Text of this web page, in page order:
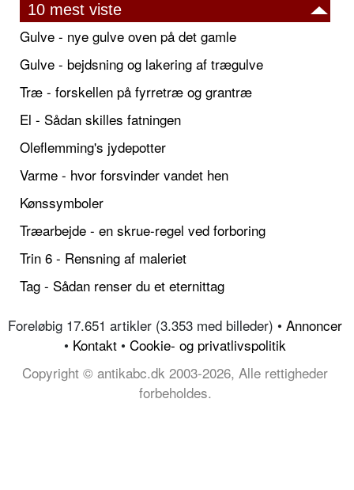
10 mest viste
Gulve - nye gulve oven på det gamle
Gulve - bejdsning og lakering af trægulve
Træ - forskellen på fyrretræ og grantræ
El - Sådan skilles fatningen
Oleflemming's jydepotter
Varme - hvor forsvinder vandet hen
Kønssymboler
Træarbejde - en skrue-regel ved forboring
Trin 6 - Rensning af maleriet
Tag - Sådan renser du et eternittag
Foreløbig 17.651 artikler (3.353 med billeder) • Annoncer
• Kontakt • Cookie- og privatlivspolitik
Copyright © antikabc.dk 2003-2026, Alle rettigheder
forbeholdes.